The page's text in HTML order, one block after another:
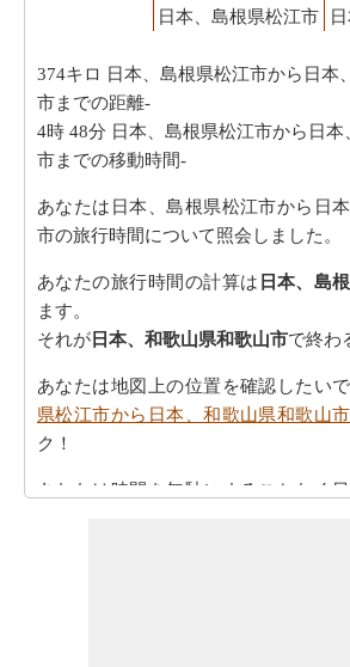
日本、島根県松江市
374キロ 日本、島根県松江市から日本
市までの距離-
4時 48分 日本、島根県松江市から日
市までの移動時間-
あなたは日本、島根県松江市から日
市の旅行時間について照会しました。
あなたの旅行時間の計算は 日本、島
ます。
それが 日本、和歌山県和歌山市で終わ
あなたは地図上の位置を確認したい
県松江市から日本、和歌山県和歌山
ク！
あなたは時間を無駄にすることなく